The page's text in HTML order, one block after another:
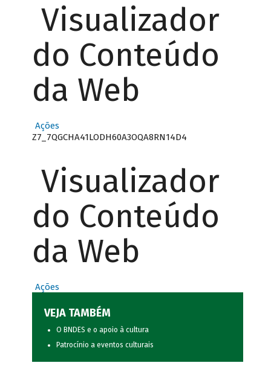
Visualizador
do Conteúdo
da Web
Ações
Z7_7QGCHA41LODH60A3OQA8RN14D4
Visualizador
do Conteúdo
da Web
Ações
VEJA TAMBÉM
O BNDES e o apoio à cultura
Patrocínio a eventos culturais